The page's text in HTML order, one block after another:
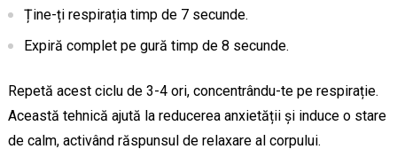
Ține-ți respirația timp de 7 secunde.
Expiră complet pe gură timp de 8 secunde.
Repetă acest ciclu de 3-4 ori, concentrându-te pe respirație.
Această tehnică ajută la reducerea anxietății și induce o stare
de calm, activând răspunsul de relaxare al corpului.